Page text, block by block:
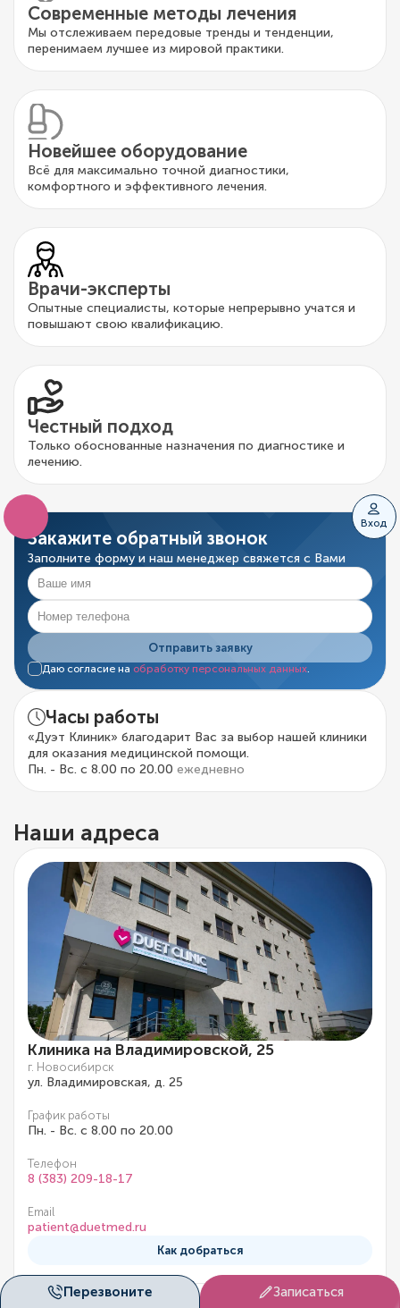
Вход
Перезвоните Записаться
Современные методы лечения
Мы отслеживаем передовые тренды и тенденции,
перенимаем лучшее из мировой практики.
Новейшее оборудование
Всё для максимально точной диагностики,
комфортного и эффективного лечения.
Врачи-эксперты
Опытные специалисты, которые непрерывно учатся и
повышают свою квалификацию.
Честный подход
Только обоснованные назначения по диагностике и
лечению.
Закажите обратный звонок
Заполните форму и наш менеджер свяжется с Вами
Отправить заявку
Даю согласие на обработку персональных данных.
Часы работы
«Дуэт Клиник» благодарит Вас за выбор нашей клиники
для оказания медицинской помощи.
Пн. - Вс. с 8.00 по 20.00 ежедневно
Наши адреса
Клиника на Владимировской, 25
г. Новосибирск
ул. Владимировская, д. 25
График работы
Пн. - Вс. с 8.00 по 20.00
Телефон
8 (383) 209-18-17
Email
patient@duetmed.ru
Как добраться
Подробнее